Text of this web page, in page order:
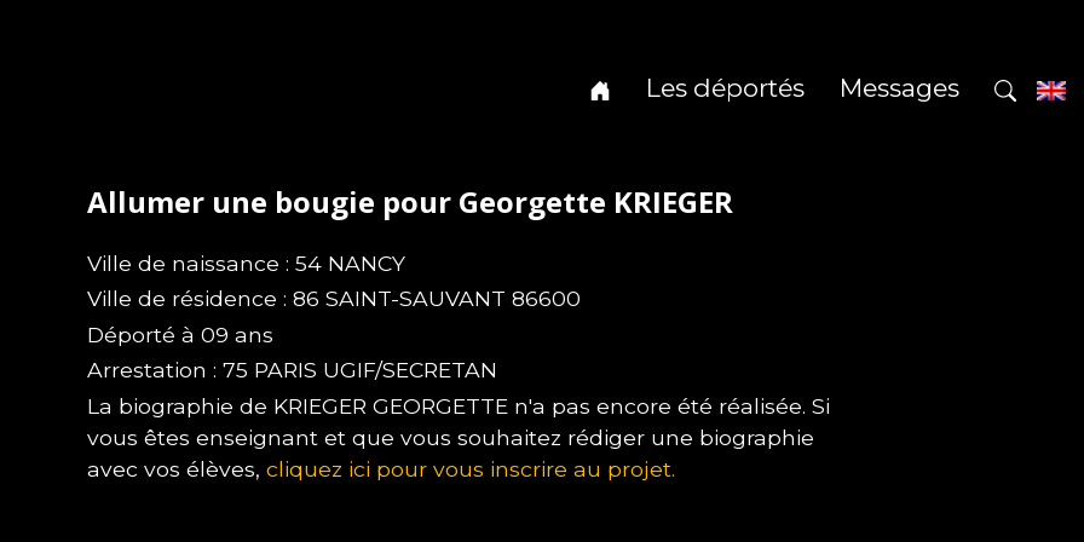
Les déportés Messages
Allumer une bougie pour Georgette KRIEGER
Ville de naissance : 54 NANCY
Ville de résidence : 86 SAINT-SAUVANT 86600
Déporté à 09 ans
Arrestation : 75 PARIS UGIF/SECRETAN
La biographie de KRIEGER GEORGETTE n'a pas encore été réalisée. Si
vous êtes enseignant et que vous souhaitez rédiger une biographie
avec vos élèves, cliquez ici pour vous inscrire au projet.